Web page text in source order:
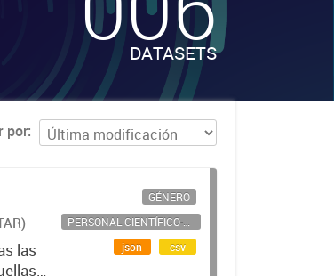
DATASETS
por
las
GÉNERO
PERSONAL CIENTÍFICO-TECNOLÓGICO
json
csv